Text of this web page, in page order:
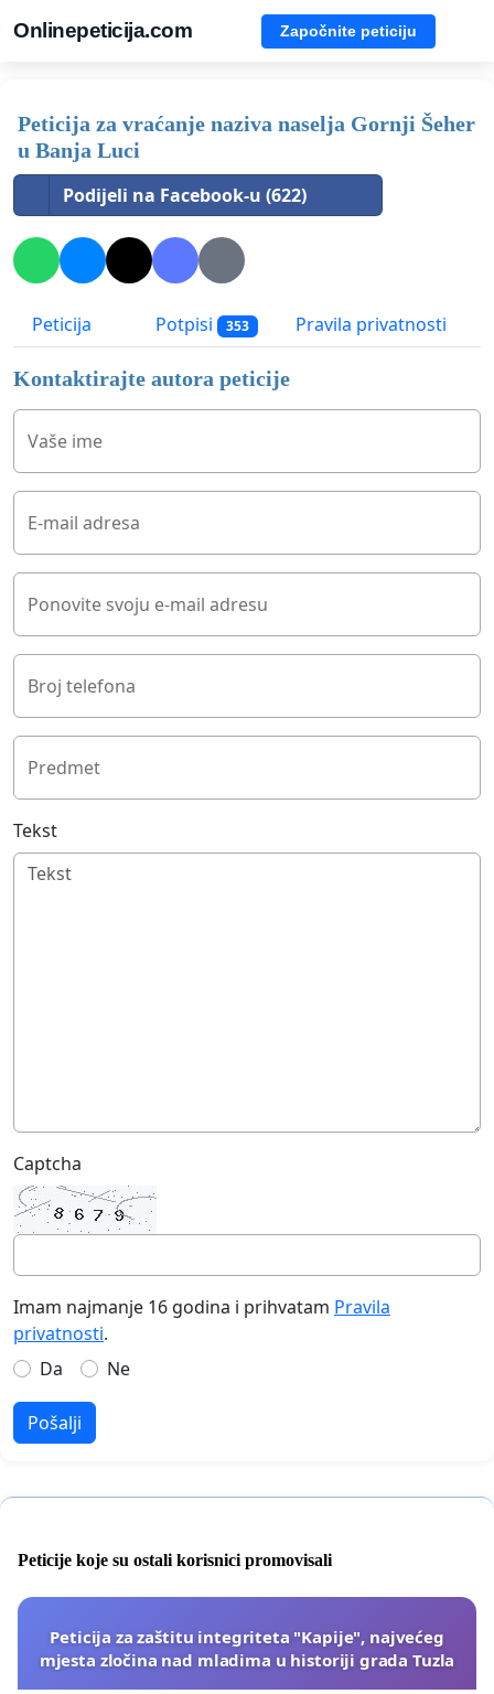
Onlinepeticija.com Započnite peticiju
Peticija za vraćanje naziva naselja Gornji Šeher
u Banja Luci
Podijeli na Facebook-u (622)
Peticija Potpisi 353 Pravila privatnosti
Kontaktirajte autora peticije
Vaše ime
E-mail adresa
Ponovite svoju e-mail adresu
Broj telefona
Predmet
Tekst
Captcha
Imam najmanje 16 godina i prihvatam Pravila
privatnosti.
Da
Ne
Pošalji
Peticije koje su ostali korisnici promovisali
Peticija za zaštitu integriteta "Kapije", najvećeg
mjesta zločina nad mladima u historiji grada Tuzla